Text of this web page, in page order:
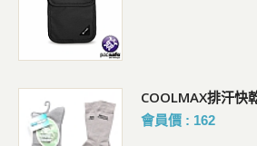
COOLMAX排汗快
會員價 : 162